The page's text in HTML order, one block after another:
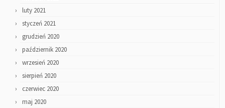
luty 2021
styczeń 2021
grudzień 2020
październik 2020
wrzesień 2020
sierpień 2020
czerwiec 2020
maj 2020